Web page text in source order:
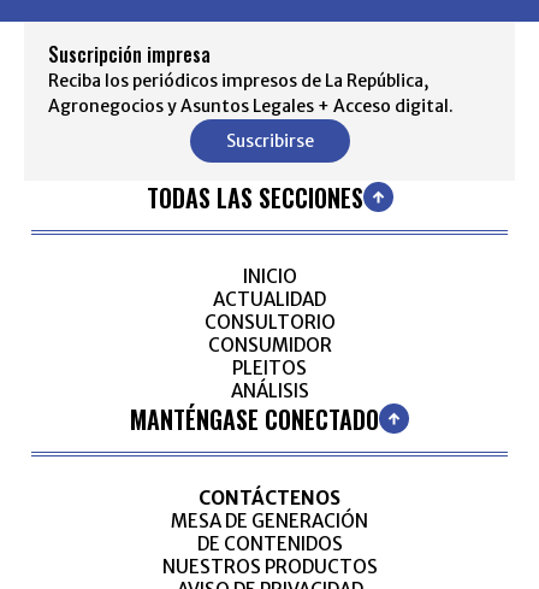
Suscripción impresa
Reciba los periódicos impresos de La República,
Agronegocios y Asuntos Legales + Acceso digital.
Suscribirse
TODAS LAS SECCIONES
INICIO
ACTUALIDAD
CONSULTORIO
CONSUMIDOR
PLEITOS
ANÁLISIS
MANTÉNGASE CONECTADO
CONTÁCTENOS
MESA DE GENERACIÓN
DE CONTENIDOS
NUESTROS PRODUCTOS